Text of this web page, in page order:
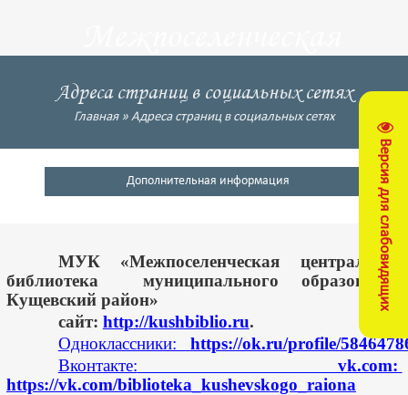
Версия для слабовидящих
центральная
библиотека
Кущевский район
Адреса страниц в социальных сетях
Главная» Адреса страниц в социальных сетях
Дополнительная информация
МУК «Межпоселенческая центральная
библиотека муниципального образования
Кущевский район»
сайт: http://kushbiblio.ru.
Одноклассники:
https://ok.ru/profile/
Вконтакте: vk.com:
https://vk.com/biblioteka_kushevskogo_raiona